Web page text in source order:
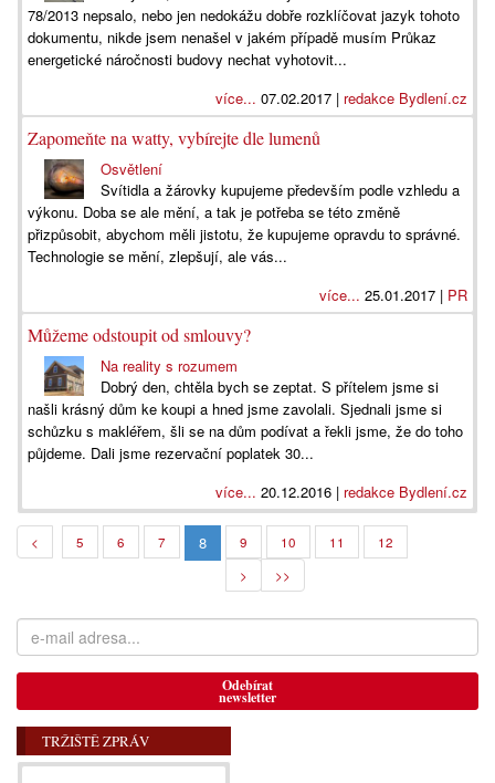
78/2013 nepsalo, nebo jen nedokážu dobře rozklíčovat jazyk tohoto
dokumentu, nikde jsem nenašel v jakém případě musím Průkaz
energetické náročnosti budovy nechat vyhotovit...
více... 07.02.2017 | redakce Bydlení.cz
Zapomeňte na watty, vybírejte dle lumenů
Osvětlení
Svítidla a žárovky kupujeme především podle vzhledu a
výkonu. Doba se ale mění, a tak je potřeba se této změně
přizpůsobit, abychom měli jistotu, že kupujeme opravdu to správné.
Technologie se mění, zlepšují, ale vás...
více... 25.01.2017 | PR
Můžeme odstoupit od smlouvy?
Na reality s rozumem
Dobrý den, chtěla bych se zeptat. S přítelem jsme si
našli krásný dům ke koupi a hned jsme zavolali. Sjednali jsme si
schůzku s makléřem, šli se na dům podívat a řekli jsme, že do toho
půjdeme. Dali jsme rezervační poplatek 30...
více... 20.12.2016 | redakce Bydlení.cz
< 5 6 7 8 9 10 11
12
>
>>
Odebírat
newsletter
TRŽIŠTĚ ZPRÁV